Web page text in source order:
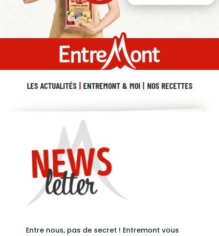
LES ACTUALITÉS ENTREMONT & MOI NOS RECETTES
Entre nous, pas de secret ! Entremont vous